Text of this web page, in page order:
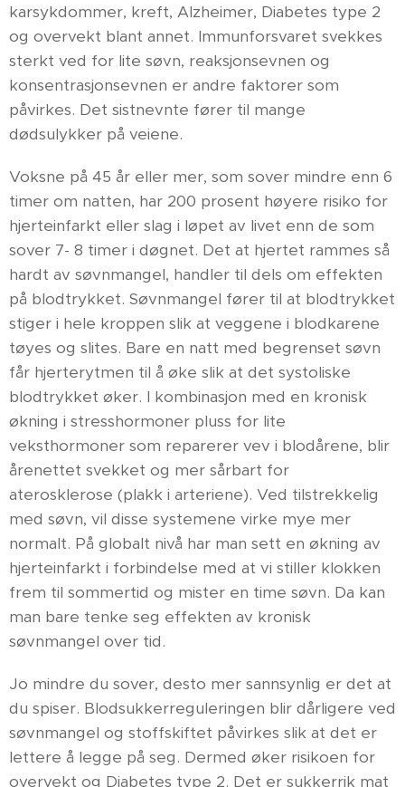
karsykdommer, kreft, Alzheimer, Diabetes type 2
og overvekt blant annet. Immunforsvaret svekkes
sterkt ved for lite søvn, reaksjonsevnen og
konsentrasjonsevnen er andre faktorer som
påvirkes. Det sistnevnte fører til mange
dødsulykker på veiene.
Voksne på 45 år eller mer, som sover mindre enn 6
timer om natten, har 200 prosent høyere risiko for
hjerteinfarkt eller slag i løpet av livet enn de som
sover 7- 8 timer i døgnet. Det at hjertet rammes så
hardt av søvnmangel, handler til dels om effekten
på blodtrykket. Søvnmangel fører til at blodtrykket
stiger i hele kroppen slik at veggene i blodkarene
tøyes og slites. Bare en natt med begrenset søvn
får hjerterytmen til å øke slik at det systoliske
blodtrykket øker. I kombinasjon med en kronisk
økning i stresshormoner pluss for lite
veksthormoner som reparerer vev i blodårene, blir
årenettet svekket og mer sårbart for
aterosklerose (plakk i arteriene). Ved tilstrekkelig
med søvn, vil disse systemene virke mye mer
normalt. På globalt nivå har man sett en økning av
hjerteinfarkt i forbindelse med at vi stiller klokken
frem til sommertid og mister en time søvn. Da kan
man bare tenke seg effekten av kronisk
søvnmangel over tid.
Jo mindre du sover, desto mer sannsynlig er det at
du spiser. Blodsukkerreguleringen blir dårligere ved
søvnmangel og stoffskiftet påvirkes slik at det er
lettere å legge på seg. Dermed øker risikoen for
overvekt og Diabetes type 2. Det er sukkerrik mat